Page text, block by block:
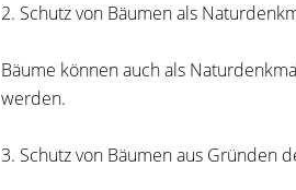
2. Schutz von Bäumen als
Bäume können auch als
werden.
3. Schutz von Bäumen aus Gründen